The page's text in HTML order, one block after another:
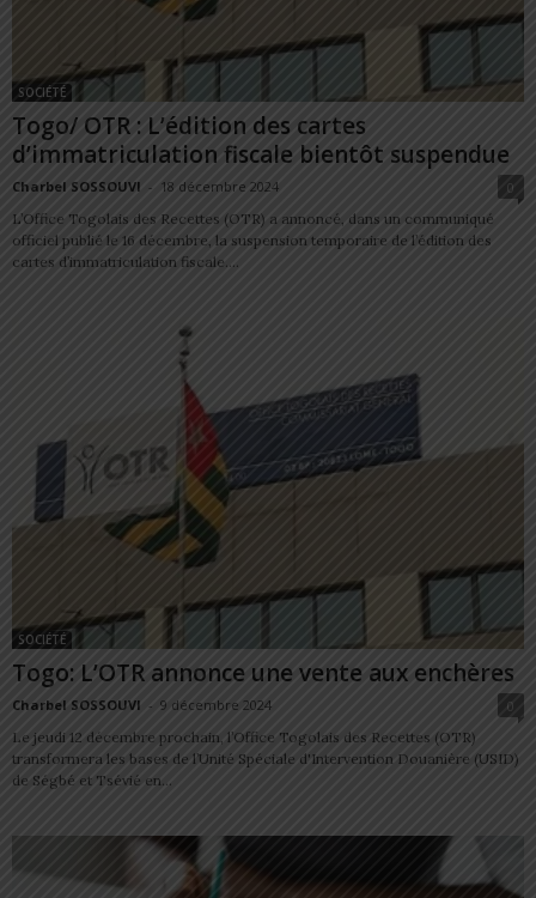
SOCIÉTÉ
Togo/ OTR : L’édition des cartes
d’immatriculation fiscale bientôt suspendue
Charbel SOSSOUVI - 18 décembre 2024
0
L’Office Togolais des Recettes (OTR) a annoncé, dans un communiqué
officiel publié le 16 décembre, la suspension temporaire de l’édition des
cartes d’immatriculation fiscale....
SOCIÉTÉ
Togo: L’OTR annonce une vente aux enchères
Charbel SOSSOUVI - 9 décembre 2024
0
Le jeudi 12 décembre prochain, l’Office Togolais des Recettes (OTR)
transformera les bases de l’Unité Spéciale d'Intervention Douanière (USID)
de Ségbé et Tsévié en...